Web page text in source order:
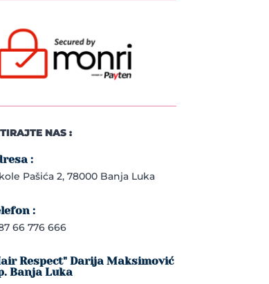
NAS :
:
Pašića 2, 78000 Banja Luka
:
66 776 666
Respect" Darija Maksimović
Banja Luka